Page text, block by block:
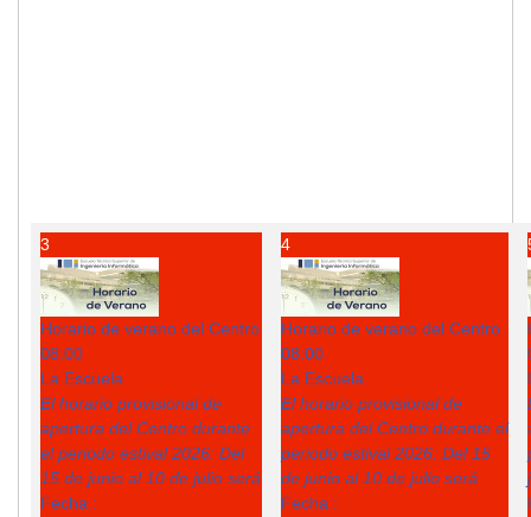
3
Horario de verano del Centro
08:00
La Escuela
El horario provisional de
apertura del Centro durante
el periodo estival 2026: Del
15 de junio al 10 de julio será
Fecha :
4
Horario de verano del Centro
08:00
La Escuela
El horario provisional de
apertura del Centro durante el
periodo estival 2026: Del 15
de junio al 10 de julio será
Fecha :